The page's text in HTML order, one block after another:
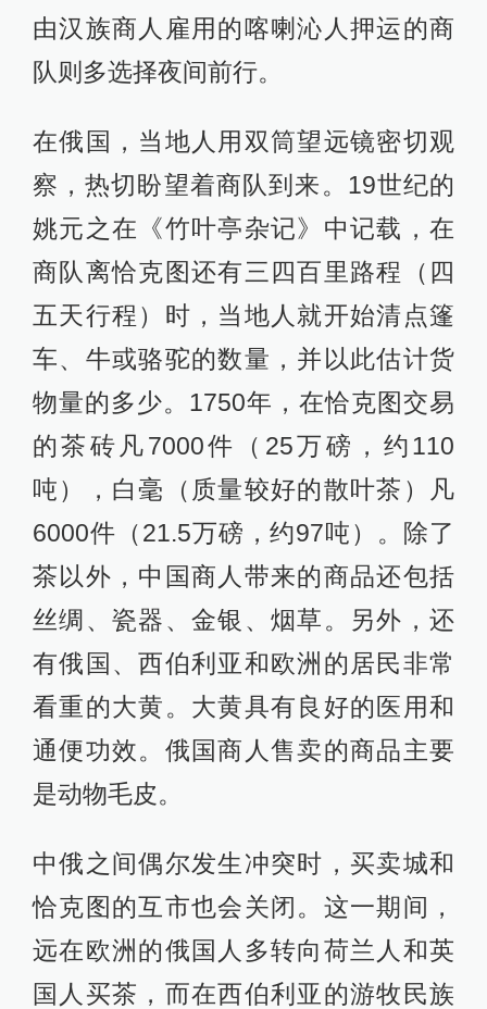
由汉族商人雇用的喀喇沁人押运的商
队则多选择夜间前行。
在俄国，当地人用双筒望远镜密切观
察，热切盼望着商队到来。19世纪的
姚元之在《竹叶亭杂记》中记载，在
商队离恰克图还有三四百里路程（四
五天行程）时，当地人就开始清点篷
车、牛或骆驼的数量，并以此估计货
物量的多少。1750年，在恰克图交易
的茶砖凡7000件（25万磅，约110
吨），白毫（质量较好的散叶茶）凡
6000件（21.5万磅，约97吨）。除了
茶以外，中国商人带来的商品还包括
丝绸、瓷器、金银、烟草。另外，还
有俄国、西伯利亚和欧洲的居民非常
看重的大黄。大黄具有良好的医用和
通便功效。俄国商人售卖的商品主要
是动物毛皮。
中俄之间偶尔发生冲突时，买卖城和
恰克图的互市也会关闭。这一期间，
远在欧洲的俄国人多转向荷兰人和英
国人买茶，而在西伯利亚的游牧民族